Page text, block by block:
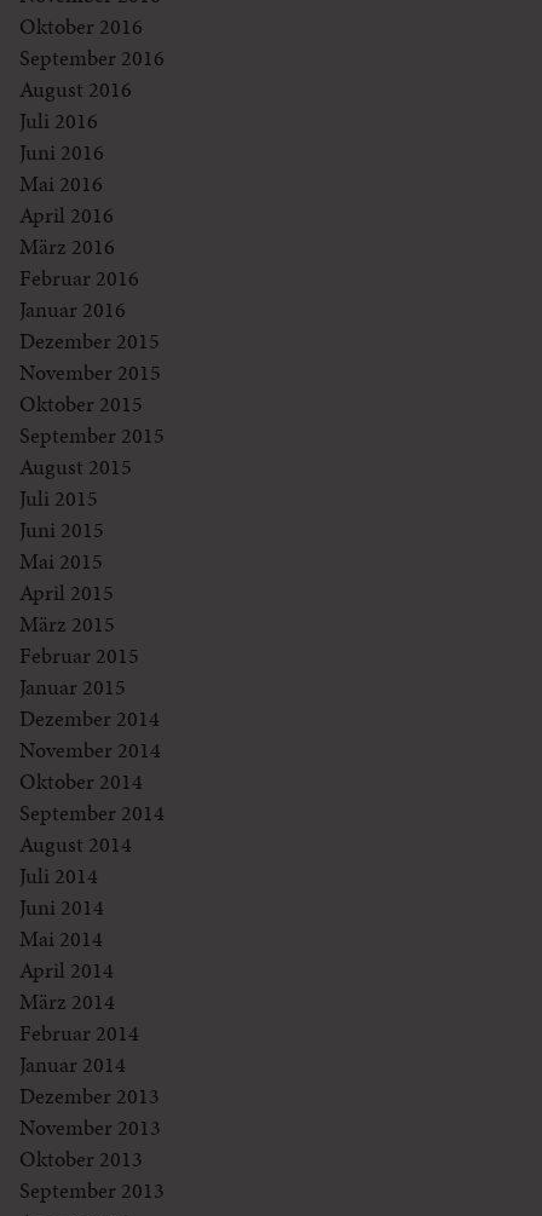
Oktober 2016
September 2016
August 2016
Juli 2016
Juni 2016
Mai 2016
April 2016
März 2016
Februar 2016
Januar 2016
Dezember 2015
November 2015
Oktober 2015
September 2015
August 2015
Juli 2015
Juni 2015
Mai 2015
April 2015
März 2015
Februar 2015
Januar 2015
Dezember 2014
November 2014
Oktober 2014
September 2014
August 2014
Juli 2014
Juni 2014
Mai 2014
April 2014
März 2014
Februar 2014
Januar 2014
Dezember 2013
November 2013
Oktober 2013
September 2013